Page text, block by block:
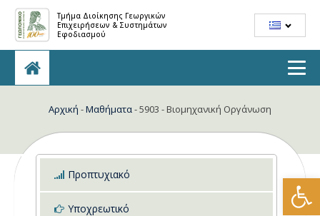
Τμήμα Διοίκησης Γεωργικών
Επιχειρήσεων & Συστημάτων
Εφοδιασμού
Αρχική -Μαθήματα-5903 - Βιομηχανική Οργάνωση
Προπτυχιακό
Υποχρεωτικό